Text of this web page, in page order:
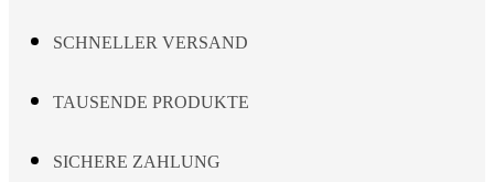
SCHNELLER VERSAND
TAUSENDE PRODUKTE
SICHERE ZAHLUNG